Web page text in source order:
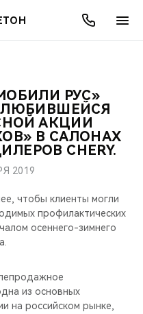
РУС»
АКЦИИ
В САЛОНАХ
CHERY.
2019
чтобы клиенты могли
профилактических
осеннего-зимнего
из основных
на российском рынке,